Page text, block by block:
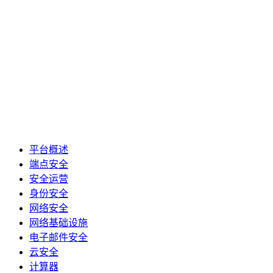
平台概述
端点安全
安全运营
身份安全
网络安全
网络基础设施
电子邮件安全
云安全
计算器